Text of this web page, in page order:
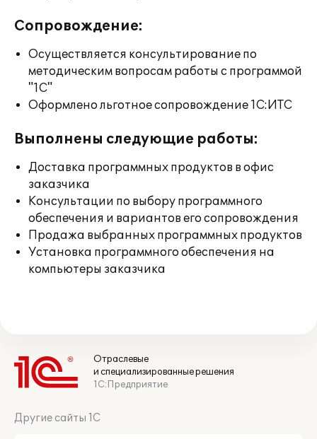
Сопровождение:
Осуществляется консультирование по
методическим вопросам работы с программой
"1С"
Оформлено льготное сопровождение 1С:ИТС
Выполнены следующие работы:
Доставка программных продуктов в офис
заказчика
Консультации по выбору программного
обеспечения и вариантов его сопровождения
Продажа выбранных программных продуктов
Установка программного обеспечения на
компьютеры заказчика
Отраслевые
и специализированные решения
1С:Предприятие
Другие сайты 1С